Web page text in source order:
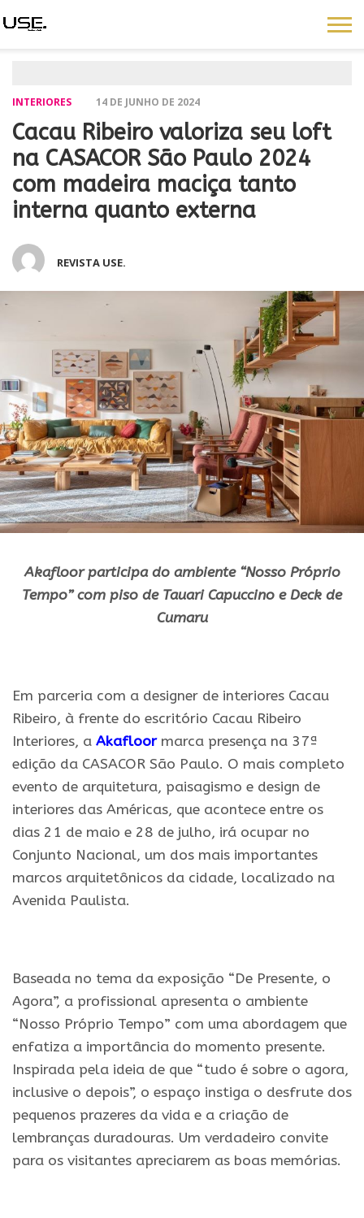
INTERIORES 14 DE JUNHO DE 2024
Cacau Ribeiro valoriza seu loft
na CASACOR São Paulo 2024
com madeira maciça tanto
interna quanto externa
REVISTA USE.
Akafloor participa do ambiente “Nosso Próprio
Tempo” com piso de Tauari Capuccino e Deck de
Cumaru
Em parceria com a designer de interiores Cacau
Ribeiro, à frente do escritório Cacau Ribeiro
Interiores, a Akafloormarca presença na 37ª
edição da CASACOR São Paulo. O mais completo
evento de arquitetura, paisagismo e design de
interiores das Américas, que acontece entre os
dias 21 de maio e 28 de julho, irá ocupar no
Conjunto Nacional, um dos mais importantes
marcos arquitetônicos da cidade, localizado na
Avenida Paulista.
Baseada no tema da exposição “De Presente, o
Agora”, a profissional apresenta o ambiente
“Nosso Próprio Tempo” com uma abordagem que
enfatiza a importância do momento presente.
Inspirada pela ideia de que “tudo é sobre o agora,
inclusive o depois”, o espaço instiga o desfrute dos
pequenos prazeres da vida e a criação de
lembranças duradouras. Um verdadeiro convite
para os visitantes apreciarem as boas memórias.